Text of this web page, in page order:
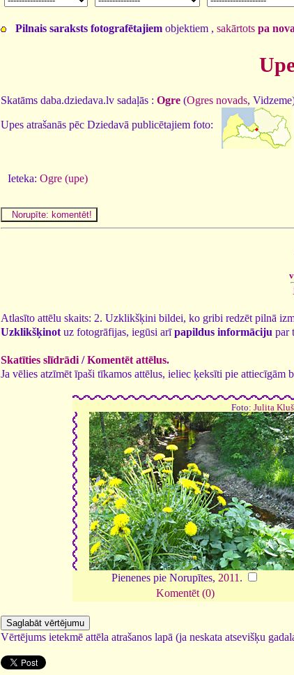
Pilnais saraksts fotografētajiem objektiem , sakārtots pa
Skatāms daba.dziedava.lv sadaļās : Ogre (Ogres novads,
Upes atrašanās pēc Dziedavā publicētajiem foto:
Ieteka: Ogre (upe)
Atlasīto attēlu skaits: 2. Uzklikšķini bildei, ko gribi redzēt pilnā
Uzklikšķinot uz fotogrāfijas, iegūsi arīpapildus informāciju par
Skatīties slīdrādi /Komentēt attēlus.
Ja vēlies atzīmēt īpaši tīkamos attēlus, ieliec ķeksīti pie attiecīgām
Foto: Julita
Pienenes pie Norupītes, 2011 .
Komentēt (0)
Vērtējums ietekmē attēla atrašanos lapā (ja neskata atsevišķu